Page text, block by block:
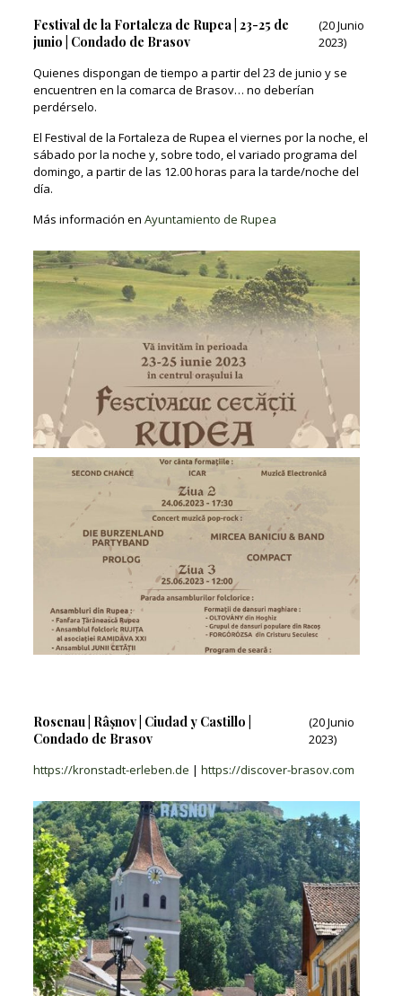
Festival de la Fortaleza de Rupea | 23-25 de
junio | Condado de Brasov
(20 Junio
2023)
Quienes dispongan de tiempo a partir del 23 de junio y se
encuentren en la comarca de Brasov… no deberían
perdérselo.
El Festival de la Fortaleza de Rupea el viernes por la noche, el
sábado por la noche y, sobre todo, el variado programa del
domingo, a partir de las 12.00 horas para la tarde/noche del
día.
Más información en Ayuntamiento de Rupea
Rosenau | Râșnov | Ciudad y Castillo |
Condado de Brasov
(20 Junio
2023)
https://kronstadt-erleben.de | https://discover-brasov.com